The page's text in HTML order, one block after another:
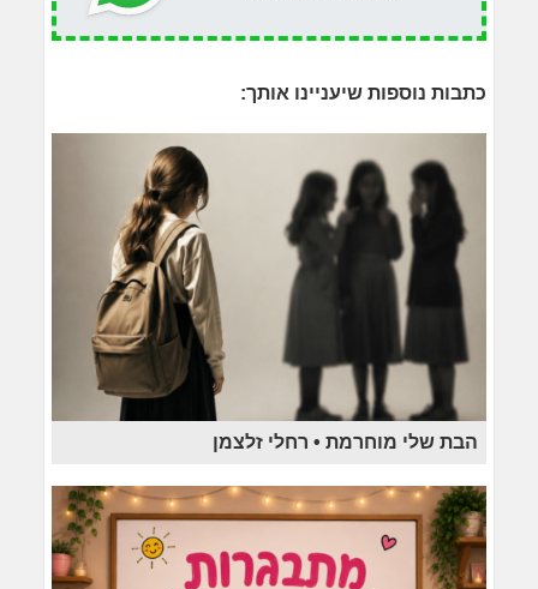
כתבות נוספות שיעניינו אותך:
הבת שלי מוחרמת • רחלי זלצמן